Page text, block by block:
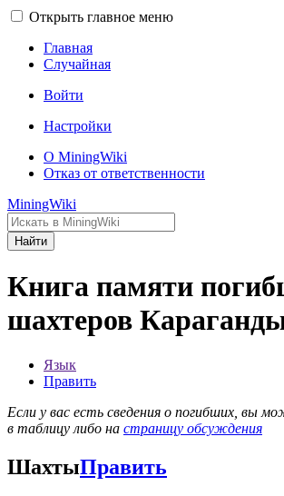
Открыть главное меню
Главная
Случайная
Войти
Настройки
О MiningWiki
Отказ от ответственности
MiningWiki
Найти
Книга памяти
шахтеров
Язык
Править
Если у вас есть сведения о погибших, вы
в таблицу либо на страницу обсуждения
ШахтыПравить